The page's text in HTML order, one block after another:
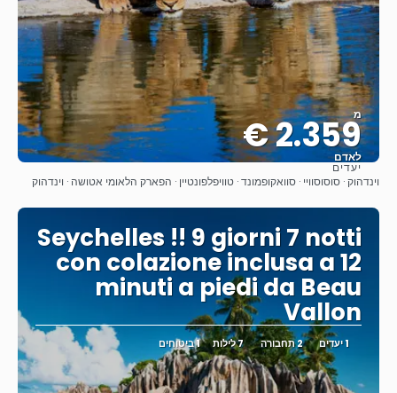
מ
2.359 €
לאדם
ראה
יעדים
וינדהוק · סוסוסוויי · סוואקופמונד · טוויפלפונטיין · הפארק הלאומי אטושה · וינדהוק
Seychelles !! 9 giorni 7 notti
con colazione inclusa a 12
minuti a piedi da Beau
Vallon
1 יעדים 2 תחבורה 7 לילות 1 ביטוחים